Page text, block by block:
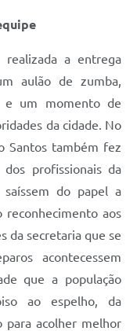
a entrega
aulão de zumba,
e um momento de
da cidade. No
Santos também fez
profissionais da
do papel a
reconhecimento aos
da secretaria que se
acontecessem
que a população
ao espelho, da
acolher melhor